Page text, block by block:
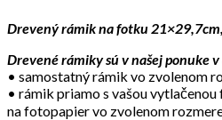
Drevený rámik na fotku
Drevené rámiky sú v našej ponuke
• samostatný rámik vo zvolenom
• rámik priamo s vašou
na fotopapier vo zvolenom